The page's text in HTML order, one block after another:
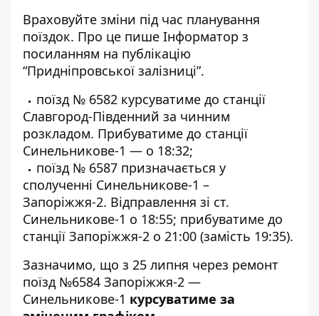
Враховуйте зміни під час планування
поїздок. Про це пише Інформатор з
посиланням на публікацію
“Придніпровської залізниці”.
поїзд № 6582 курсуватиме до станції
Славгород-Південний за чинним
розкладом. Прибуватиме до станції
Синельникове-1 — о 18:32;
поїзд № 6587 призначається у
сполученні Синельникове-1 –
Запоріжжя-2. Відправлення зі ст.
Синельникове-1 о 18:55; прибуватиме до
станції Запоріжжя-2 о 21:00 (замість 19:35).
Зазначимо, що з 25 липня через ремонт
поїзд №6584 Запоріжжя-2 —
Синельникове-1 курсуватиме за